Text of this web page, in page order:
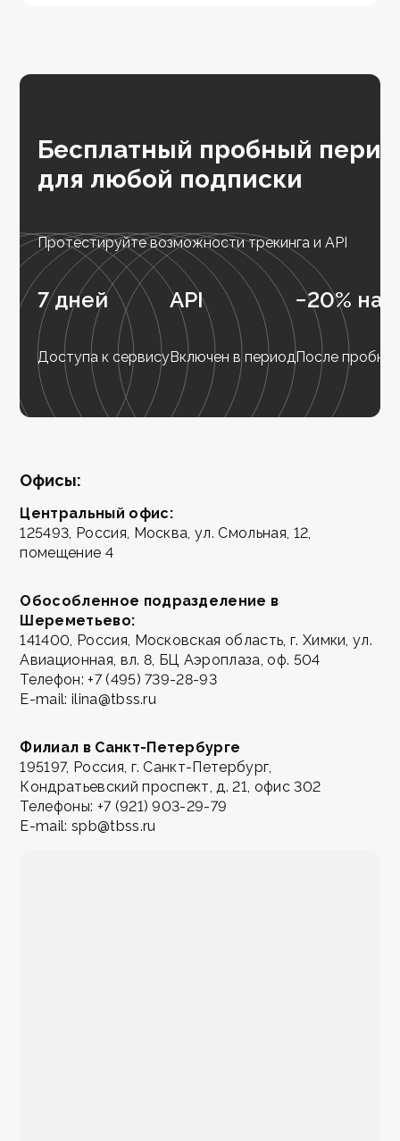
Бесплатный пробный
для любой подписки
Протестируйте возможности трекинга и API
7 дней
Доступа к сервису
API
Включен в период
−20% на
После
Офисы:
Центральный офис:
125493, Россия, Москва, ул. Смольная, 12,
помещение 4
Обособленное подразделение в
Шереметьево:
141400, Россия, Московская область, г. Химки, ул.
Авиационная, вл. 8, БЦ Аэроплаза, оф. 504
Телефон: +7 (495) 739-28-93
E-mail: ilina@tbss.ru
Филиал в Санкт-Петербурге
195197, Россия, г. Санкт-Петербург,
Кондратьевский проспект, д. 21, офис 302
Телефоны: +7 (921) 903-29-79
E-mail: spb@tbss.ru